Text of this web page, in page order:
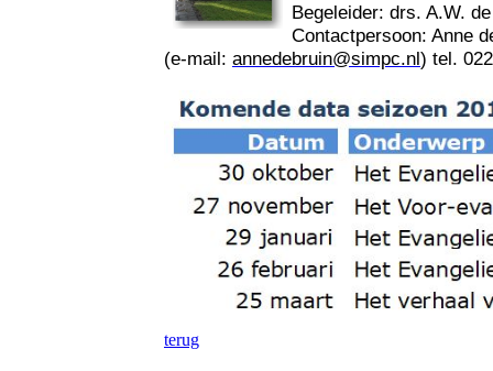
Begeleider: drs. A.W.
Contactpersoon: Anne
(e-mail: annedebruin@simpc.nl) tel.
terug